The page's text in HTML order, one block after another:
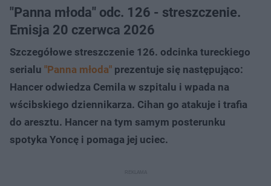
"Panna młoda" odc. 126 - streszczenie.
Emisja 20 czerwca 2026
Szczegółowe streszczenie 126. odcinka tureckiego
serialu "Panna młoda" prezentuje się następująco:
Hancer odwiedza Cemila w szpitalu i wpada na
wścibskiego dziennikarza. Cihan go atakuje i trafia
do aresztu. Hancer na tym samym posterunku
spotyka Yoncę i pomaga jej uciec.